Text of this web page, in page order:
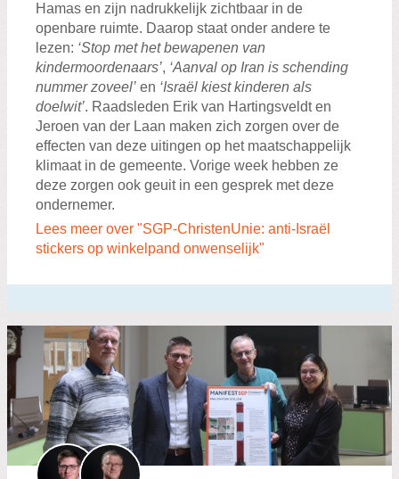
Hamas en zijn nadrukkelijk zichtbaar in de
openbare ruimte. Daarop staat onder andere te
lezen: ‘Stop met het bewapenen van
kindermoordenaars’, ‘Aanval op Iran is schending
nummer zoveel’ en ‘Israël kiest kinderen als
doelwit’. Raadsleden Erik van Hartingsveldt en
Jeroen van der Laan maken zich zorgen over de
effecten van deze uitingen op het maatschappelijk
klimaat in de gemeente. Vorige week hebben ze
deze zorgen ook geuit in een gesprek met deze
ondernemer.
Lees meer over "SGP-ChristenUnie: anti-Israël
stickers op winkelpand onwenselijk"